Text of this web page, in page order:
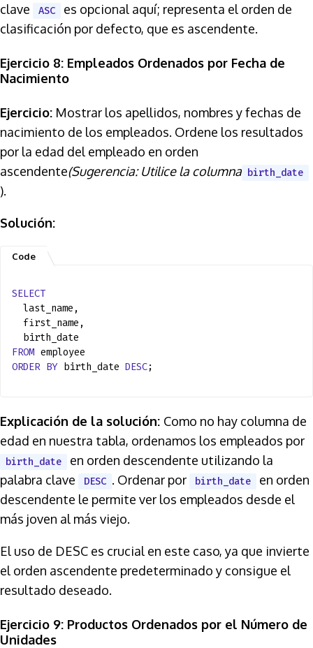
clave
ASC
es opcional aquí; representa el orden de
clasificación por defecto, que es ascendente.
Ejercicio 8: Empleados Ordenados por Fecha de
Nacimiento
Ejercicio: Mostrar los apellidos, nombres y fechas de
nacimiento de los empleados. Ordene los resultados
por la edad del empleado en orden
ascendente(Sugerencia: Utilice lacolumna birth_date
).
Solución:
SELECT
last_name,
first_name,
birth_date
FROM employee
ORDER BY birth_date DESC;
Explicación de la solución: Como no hay columna de
edad en nuestra tabla, ordenamos los empleados por
birth_date
en orden descendente utilizando la
palabra clave
DESC . Ordenar por birth_date
en orden
descendente le permite ver los empleados desde el
más joven al más viejo.
El uso de DESC es crucial en este caso, ya que invierte
el orden ascendente predeterminado y consigue el
resultado deseado.
Ejercicio 9: Productos Ordenados por el Número de
Unidades